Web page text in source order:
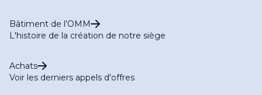
Bâtiment de l’OMM
L'histoire de la création de notre siège
Achats
Voir les derniers appels d'offres